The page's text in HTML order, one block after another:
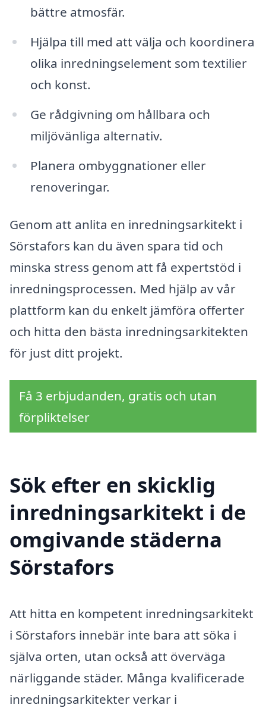
bättre atmosfär.
Hjälpa till med att välja och koordinera
olika inredningselement som textilier
och konst.
Ge rådgivning om hållbara och
miljövänliga alternativ.
Planera ombyggnationer eller
renoveringar.
Genom att anlita en inredningsarkitekt i
Sörstafors kan du även spara tid och
minska stress genom att få expertstöd i
inredningsprocessen. Med hjälp av vår
plattform kan du enkelt jämföra offerter
och hitta den bästa inredningsarkitekten
för just ditt projekt.
Få 3 erbjudanden, gratis och utan
förpliktelser
Sök efter en skicklig
inredningsarkitekt i de
omgivande städerna
Sörstafors
Att hitta en kompetent inredningsarkitekt
i Sörstafors innebär inte bara att söka i
själva orten, utan också att överväga
närliggande städer. Många kvalificerade
inredningsarkitekter verkar i